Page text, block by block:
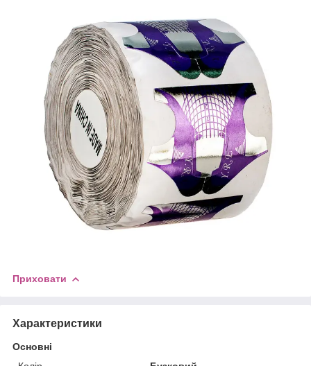
Приховати
Характеристики
Основні